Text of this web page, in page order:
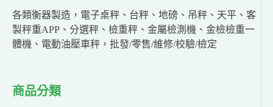
各類衡器製造，電子桌秤、台秤、地磅、吊秤、天平、客
製秤重APP、分選秤、檢重秤、金屬檢測機、金檢檢重一
體機、電動油壓車秤，批發/零售/維修/校驗/檢定
商品分類